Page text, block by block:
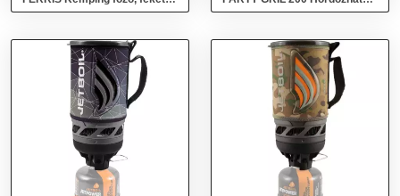
méret
gázgrill, kék, méret